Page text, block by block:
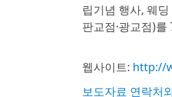
립기념 행사, 웨
판교점·광교점)
웹사이트: http://
보도자료 연락처